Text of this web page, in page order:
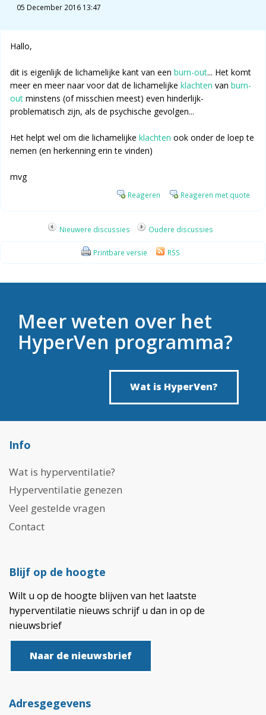
05 December 2016 13:47
Hallo,
dit is eigenlijk de lichamelijke kant van een burn-out... Het komt
meer en meer naar voor dat de lichamelijke klachten van burn-
out minstens (of misschien meest) even hinderlijk-
problematisch zijn, als de psychische gevolgen...
Het helpt wel om die lichamelijke klachten ook onder de loep te
nemen (en herkenning erin te vinden)
mvg
Reageren Reageren met quote
Nieuwere discussies Oudere discussies
Printbare versie RSS
Meer weten over het
HyperVen programma?
Wat is HyperVen?
Info
Wat is hyperventilatie?
Hyperventilatie genezen
Veel gestelde vragen
Contact
Blijf op de hoogte
Wilt u op de hoogte blijven van het laatste
hyperventilatie nieuws schrijf u dan in op de
nieuwsbrief
Naar de nieuwsbrief
Adresgegevens